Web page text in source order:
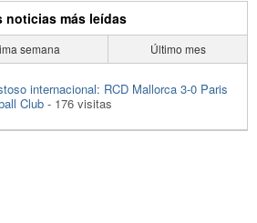
noticias más leídas
semana Último mes
internacional: RCD Mallorca 3-0 Paris
Club - 176 visitas